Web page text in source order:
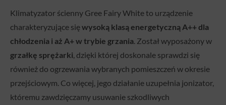
Klimatyzator ścienny Gree Fairy White to urządzenie
charakteryzujące sięwysoką klasą energetyczną A++ dla
chłodzenia i aż A+ w trybie grzania. Został wyposażony w
grzałkę sprężarki, dzięki której doskonale sprawdzi się
również do ogrzewania wybranych pomieszczeń w okresie
przejściowym. Co więcej, jego działanie uzupełnia jonizator,
któremu zawdzięczamy usuwanie szkodliwych